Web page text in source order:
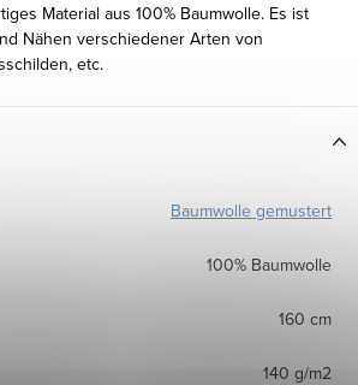
Material aus 100% Baumwolle. Es ist
Nähen verschiedener Arten von
etc.
Baumwolle gemustert
100% Baumwolle
160 cm
140 g/m2